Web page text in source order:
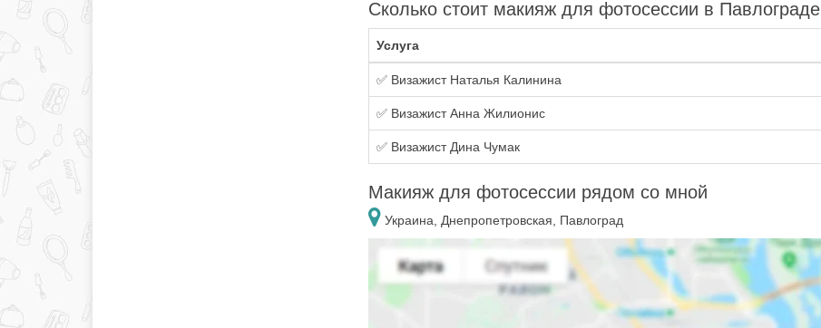
Сколько стоит макияж для фотосессии в Павлограде
Услуга
✅ Визажист Наталья Калинина
✅ Визажист Анна Жилионис
✅ Визажист Дина Чумак
Макияж для фотосессии рядом со мной
Украина, Днепропетровская, Павлоград